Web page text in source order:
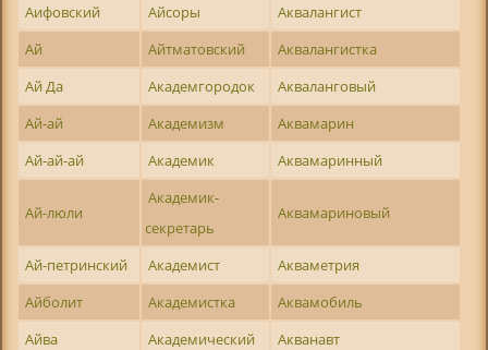
Аифовский
Айсоры
Аквалангист
Ай
Айтматовский
Аквалангистка
Ай Да
Академгородок
Акваланговый
Ай-ай
Академизм
Аквамарин
Ай-ай-ай
Академик Аквамаринный
Ай-люли
Академик-
секретарь
Аквамариновый
Ай-петринский Академист
Акваметрия
Айболит
Академистка
Аквамобиль
Айва
Академический
Акванавт